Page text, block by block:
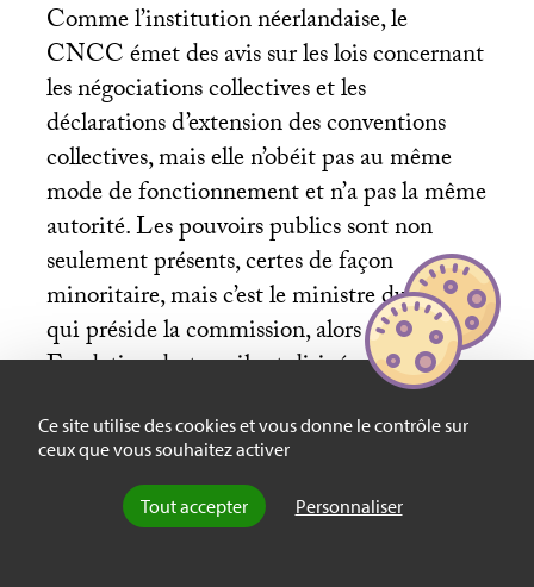
Ce site utilise des cookies et vous donne le contrôle sur
ceux que vous souhaitez activer
Tout accepter Personnaliser
Comme l’institution néerlandaise, le
CNCCémet des avis sur les lois concernant
les négociations collectives et les
déclarations d’extension des conventions
collectives, mais elle n’obéit pas au même
mode de fonctionnement et n’a pas la même
autorité. Les pouvoirs publics sont non
seulement présents, certes de façon
minoritaire, mais c’est le ministre du Travail
qui préside la commission, alors que la
Fondation du travail est dirigée par deux
présidents, patronal et syndical, qui exercent
à tour de rôle leur fonction pendant un an.
Les avis du
d’influence sur les lois, alors que ceux de la
Fondation du travail s’imposent pour ainsi